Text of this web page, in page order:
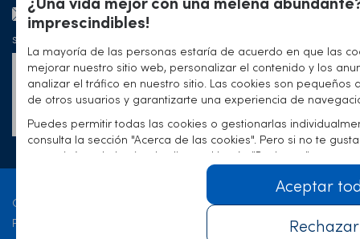
spain@elithairtransplant.com
Formulario
de
contacto
después
capilar
Experiencia
Artículos y
Contacto
Política de privacidad
imprescindibles!
La mayoría de las personas estaría de acuerdo en que las
mejorar nuestro sitio web, personalizar el contenido y los
analizar el tráfico en nuestro sitio. Las cookies son
de otros usuarios y garantizarte una experiencia de
Puedes permitir todas las cookies o gestionarlas
consulta la sección "Acerca de las cookies". Pero si no te
comunicárnoslo haciendo clic en el botón "Rechazar".
Aceptar
Rechazar